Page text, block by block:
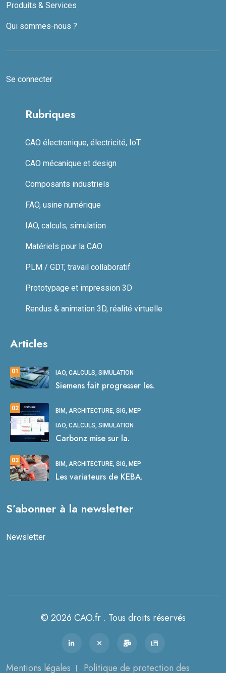
Produits & Services
Qui sommes-nous ?
Se connecter
Rubriques
CAO électronique, électricité, IoT
CAO mécanique et design
Composants industriels
FAO, usine numérique
IAO, calculs, simulation
Matériels pour la CAO
PLM / GDT, travail collaboratif
Prototypage et impression 3D
Rendus & animation 3D, réalité virtuelle
Articles
01 IAO, CALCULS, SIMULATION
Siemens fait progresser les.
02 BIM, ARCHITECTURE, SIG, MEP
IAO, CALCULS, SIMULATION
Carbonz mise sur la.
03 BIM, ARCHITECTURE, SIG, MEP
Les variateurs de KEBA.
S’abonner à la newsletter
Newsletter
© 2026 CAO.fr . Tous droits réservés
Mentions légales Politique de protection des